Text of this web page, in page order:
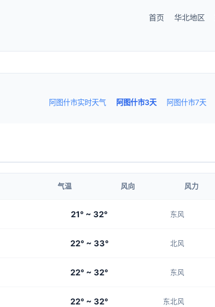
首页 华北地区
阿图什市实时天气 阿图什市3天 阿图什市7天
气温 风向 风力
21° ~ 32° 东风
22° ~ 33° 北风
22° ~ 32° 东风
22° ~ 32° 东北风